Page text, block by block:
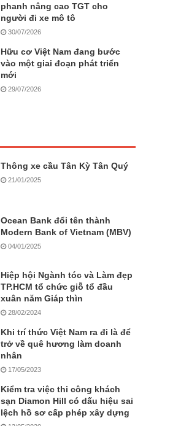
phanh nâng cao TGT cho
người đi xe mô tô
30/07/2026
Hữu cơ Việt Nam đang bước
vào một giai đoạn phát triển
mới
29/07/2026
Thông xe cầu Tân Kỳ Tân Quý
21/01/2025
Ocean Bank đổi tên thành
Modern Bank of Vietnam (MBV)
04/01/2025
Hiệp hội Ngành tóc và Làm đẹp
TP.HCM tổ chức giỗ tổ đầu
xuân năm Giáp thìn
28/02/2024
Khi trí thức Việt Nam ra đi là để
trở về quê hương làm doanh
nhân
17/05/2023
Kiểm tra việc thi công khách
sạn Diamon Hill có dấu hiệu sai
lệch hồ sơ cấp phép xây dựng